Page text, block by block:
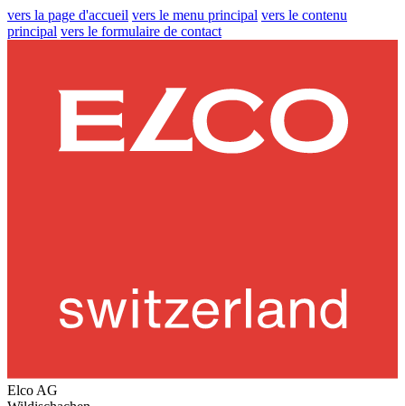
vers la page d'accueil vers le menu principal vers le contenu
principal vers le formulaire de contact
Elco AG